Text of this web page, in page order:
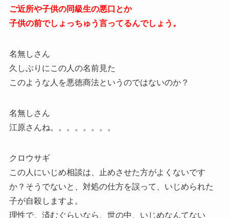
ご近所や子供の同級生の悪口とか
子供の前でしょっちゅう言ってるんでしょう。
名無しさん
久しぶりにこの人の名前見た
このような人を悪徳商法というのではないのか？
名無しさん
江原さんね。。。。。。。。
クロウサギ
この人にいじめ相談は、止めさせた方がよくないです
か？そうでないと、対処の仕方を誤って、いじめられた
子が自殺しますよ。
理性で、済むぐらいなら、世の中、いじめなんてない